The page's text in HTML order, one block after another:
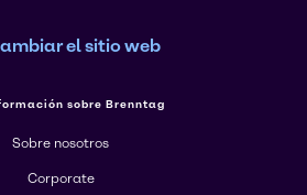
el sitio web
sobre Brenntag
Sobre nosotros
Corporate